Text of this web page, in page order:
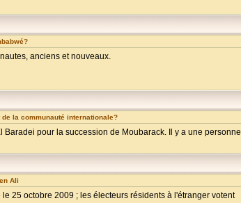
anciens et nouveaux.
la communauté internationale?
pour la succession de Moubarack. Il y a une personne
Ali
25 octobre 2009 ; les électeurs résidents à l'étranger votent